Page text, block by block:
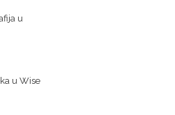
u
u Wise